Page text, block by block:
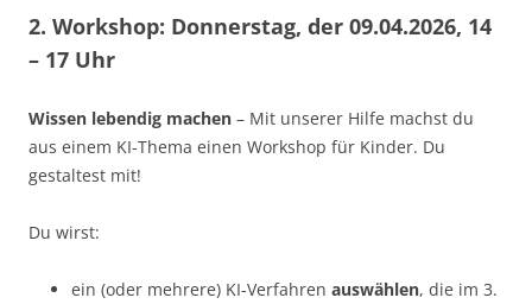
2. Workshop: Donnerstag, der 09.04.2026, 14
– 17 Uhr
Wissen lebendig machen – Mit unserer Hilfe machst du
aus einem KI-Thema einen Workshop für Kinder. Du
gestaltest mit!
Du wirst:
ein (oder mehrere) KI-Verfahren auswählen, die im 3.